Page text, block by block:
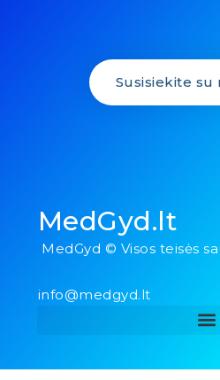
Susisiekite su
MedGyd.lt
MedGyd © Visos teisės
info@medgyd.lt